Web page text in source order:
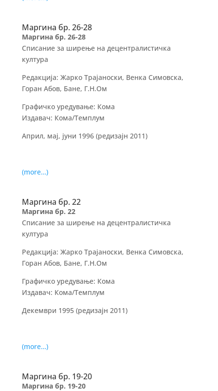
Маргина бр. 26-28
Маргина бр. 26-28
Списание за ширење на децентралистичка
култура
Редакција: Жарко Трајаноски, Венка Симовска,
Горан Абов, Бане, Г.Н.Ом
Графичко уредување: Кома
Издавач: Кома/Темплум
Април, мај, јуни 1996 (редизајн 2011)
(more…)
Маргина бр. 22
Маргина бр. 22
Списание за ширење на децентралистичка
култура
Редакција: Жарко Трајаноски, Венка Симовска,
Горан Абов, Бане, Г.Н.Ом
Графичко уредување: Кома
Издавач: Кома/Темплум
Декември 1995 (редизајн 2011)
(more…)
Маргина бр. 19-20
Маргина бр. 19-20